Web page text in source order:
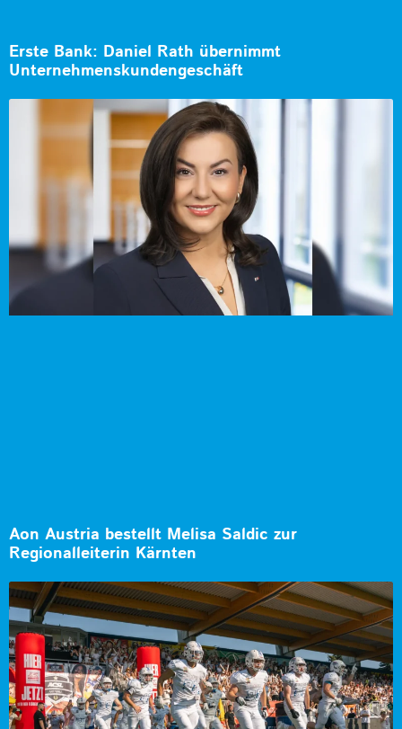
Erste Bank: Daniel Rath übernimmt
Unternehmenskundengeschäft
Aon Austria bestellt Melisa Saldic zur
Regionalleiterin Kärnten